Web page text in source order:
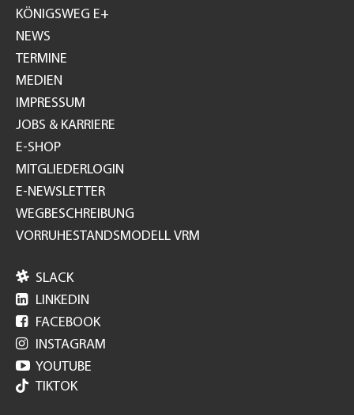
GH
KÖNIGSWEG E+
NEWS
TERMINE
MEDIEN
IMPRESSUM
JOBS & KARRIERE
E-SHOP
MITGLIEDERLOGIN
E-NEWSLETTER
WEGBESCHREIBUNG
VORRUHESTANDSMODELL VRM
 SLACK
 LINKEDIN
 FACEBOOK
 INSTAGRAM
 YOUTUBE
TIKTOK